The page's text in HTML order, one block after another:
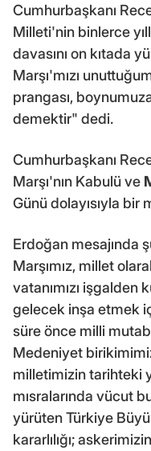
Cumhurbaşkanı
Milleti'nin binlerce
davasını on kıtada
Marşı'mızı
prangası,
demektir" dedi.
Cumhurbaşkanı
Marşı'nın Kabulü ve
Günü dolayısıyla bir
Erdoğan mesajında
Marşımız, millet
vatanımızı
gelecek inşa etmek
süre önce milli
Medeniyet
milletimizin tarihteki
mısralarında vücut
yürüten Türkiye
kararlılığı;